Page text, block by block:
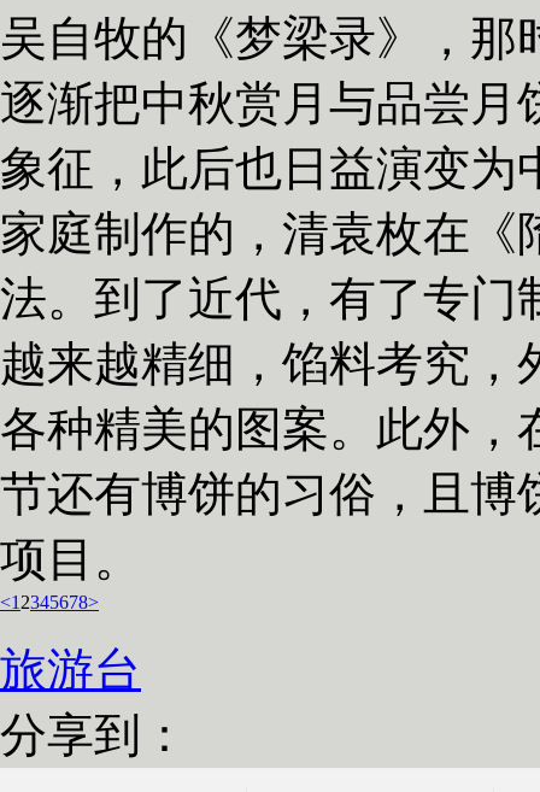
吴自牧的《梦梁录》，
逐渐把中秋赏月与品尝月
象征，此后也日益演变为
家庭制作的，清袁枚在
法。到了近代，有了专门
越来越精细，馅料考究
各种精美的图案。此外，
节还有博饼的习俗，且博
项目。
<1 2345678>
旅游台
分享到：